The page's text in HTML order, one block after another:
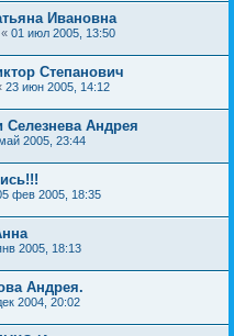
Ивановна
« 01 июл 2005, 13:50
Степанович
23 июн 2005, 14:12
Селезнева Андрея
2005, 23:44
фев 2005, 18:35
2005, 18:13
Андрея.
2004, 20:02